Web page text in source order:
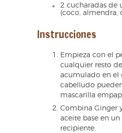
2 cucharadas de
(coco, almendra,
Instrucciones
Empieza con el
cualquier resto
acumulado en el
cabelludo
mascarilla
Combina Ginger
aceite base en
recipiente.